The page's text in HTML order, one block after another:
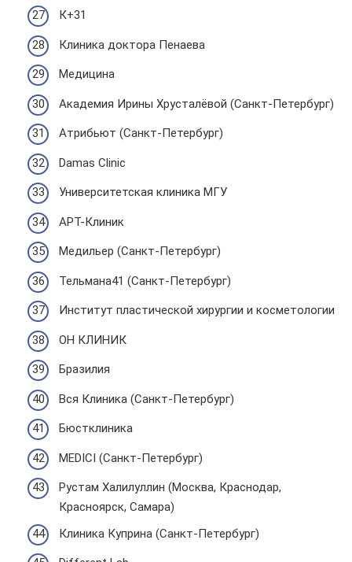
К+31
Клиника доктора Пенаева
Медицина
Академия Ирины Хрусталёвой (Санкт-Петербург)
Атрибьют (Санкт-Петербург)
Damas Clinic
Университетская клиника МГУ
АРТ-Клиник
Медильер (Санкт-Петербург)
Тельмана41 (Санкт-Петербург)
Институт пластической хирургии и косметологии
ОН КЛИНИК
Бразилия
Вся Клиника (Санкт-Петербург)
Бюстклиника
MEDICI (Санкт-Петербург)
Рустам Халилуллин (Москва, Краснодар,
Красноярск, Самара)
Клиника Куприна (Санкт-Петербург)